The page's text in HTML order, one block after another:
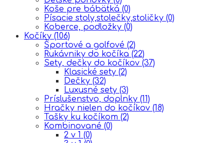
Koše pre bábätká (0)
Písacie stoly,stolečky,stoličky (0)
Koberce, podložky (0)
Kočíky (106)
Športové a golfové (2)
Rukávniky do kočíka (22)
Sety, dečky do kočíkov (37)
Klasické sety (2)
Dečky (32)
Luxusné sety (3)
Príslušenstvo, doplnky (11)
Hračky nielen do kočíkov (18)
Tašky ku kočíkom (2)
Kombinované (0)
2 v 1 (0)